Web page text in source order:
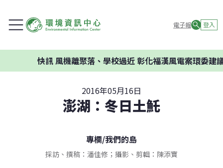
電子報 登入
風機離聚落、學校過近 彰化福漢風電案環委建議不應
2016年05月16日
澎湖：冬日土魠
專欄/我們的島
採訪、撰稿：潘佳修；攝影、剪輯：陳添寶